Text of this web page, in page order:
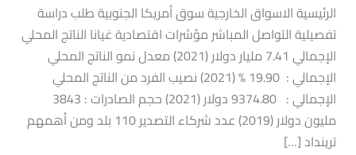
الرئيسية الاسواق الخارجية سوق أمريكا الجنوبية طلب دراسة
تفصيلية التواصل المباشر مؤشرات اقتصادية غيانا الناتج المحلي
الإجمالي 7.41 مليار دولار (2021) معدل نمو الناتج المحلي
الإجمالي : 19.90 % (2021) نصيب الفرد من الناتج المحلي
الإجمالي : 9374.80 دولار (2021) حجم الصادرات : 3843
مليون دولار (2019) عدد شركاء التصدير 110 بلد ومن أهمهم
ترينداد […]